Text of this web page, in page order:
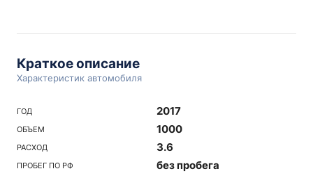
Краткое описание
Характеристик автомобиля
ГОД 2017
ОБЪЕМ 1000
РАСХОД 3.6
ПРОБЕГ ПО РФ без пробега